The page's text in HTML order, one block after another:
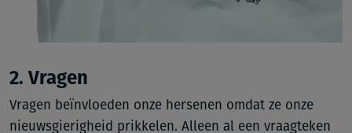
2. Vragen
Vragen beïnvloeden onze hersenen omdat ze onze
nieuwsgierigheid prikkelen. Alleen al een vraagteken